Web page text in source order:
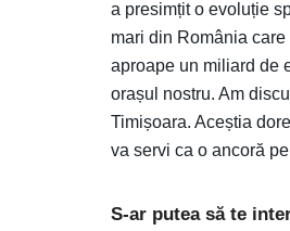
a presimțit o evoluție
mari din România
aproape un miliard de
orașul nostru. Am
Timișoara. Aceștia
va servi ca o ancoră
S-ar putea să te